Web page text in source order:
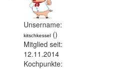
Unsername:
kitschkessel ()
Mitglied seit:
12.11.2014
Kochpunkte: